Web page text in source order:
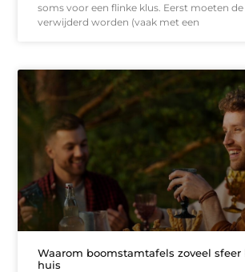
soms voor een flinke klus. Eerst moeten
verwijderd worden (vaak met een
Waarom boomstamtafels zoveel
huis